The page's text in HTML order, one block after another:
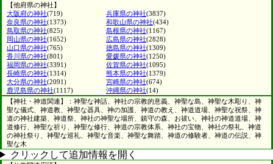
【他府県の神社】
大阪府の神社(719) 兵庫県の神社(3837)
奈良県の神社(1373) 和歌山県の神社(434)
鳥取県の神社(825) 島根県の神社(1167)
岡山県の神社(1652) 広島県の神社(2828)
山口県の神社(765) 徳島県の神社(1309)
香川県の神社(801) 愛媛県の神社(1250)
福岡県の神社(3391) 佐賀県の神社(1095)
長崎県の神社(1314) 熊本県の神社(1379)
大分県の神社(2091) 宮崎県の神社(674)
鹿児島県の神社(1117) 沖縄県の神社(14)
【神社・神道関連】：神聖な神話、神社の宗教的意義、神聖な島、神聖な木彫り、神
聖な儀式、神道教、神聖な器具、神の加護、神道の教え、神道道場、神聖な祝祭、神
道の神社建築、神道祭、神社の神聖な場所、鎮守の森、お祓い、神社の神道道場、神
道修行、神聖な祈り、神聖な修行、神道の宗教体系、神社の宝物、神社の祭礼、神道
の神社祭り、神聖な巡礼、神聖な音楽、神聖な舞踏、神道の修験者、神道の伝説、神
聖な木
クリックして追加情報を開く